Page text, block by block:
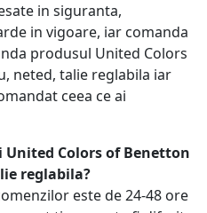
in siguranta,
in vigoare, iar comanda
produsul United Colors
neted, talie reglabila iar
ceea ce ai
Colors of Benetton
reglabila?
este de 24-48 ore